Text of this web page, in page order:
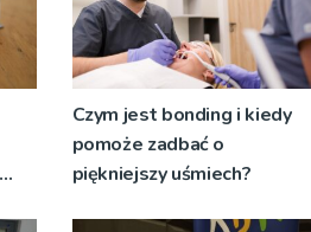
Czym jest bonding i kiedy
pomoże zadbać o
piękniejszy uśmiech?